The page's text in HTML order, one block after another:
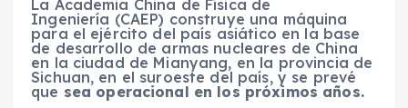
La Academia China de Física de
Ingeniería (CAEP) construye una máquina
para el ejército del país asiático en la base
de desarrollo de armas nucleares de China
en la ciudad de Mianyang, en la provincia de
Sichuan, en el suroeste del país, y se prevé
que sea operacional en los próximos años.